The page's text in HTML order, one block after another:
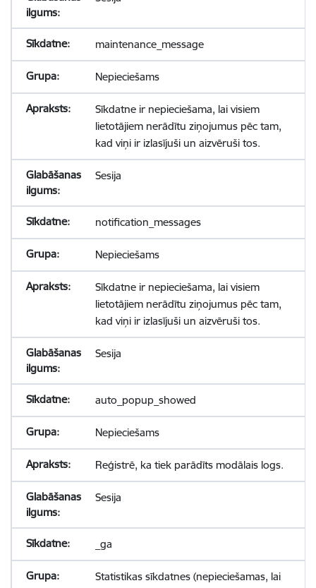
maintenance_message
Nepieciešams
Sīkdatne ir nepieciešama, lai visiem
lietotājiem nerādītu ziņojumus pēc tam,
kad viņi ir izlasījuši un aizvēruši tos.
Sesija
notification_messages
Nepieciešams
Sīkdatne ir nepieciešama, lai visiem
lietotājiem nerādītu ziņojumus pēc tam,
kad viņi ir izlasījuši un aizvēruši tos.
Sesija
auto_popup_showed
Nepieciešams
Reģistrē, ka tiek parādīts modālais logs.
Sesija
_ga
Statistikas sīkdatnes (nepieciešamas, lai